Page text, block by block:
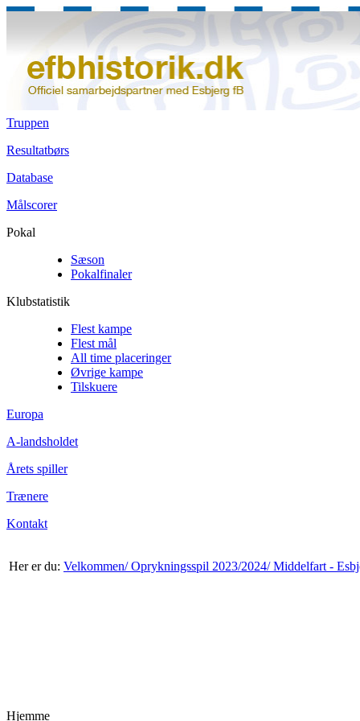
Truppen
Resultatbørs
Database
Målscorer
Pokal
Sæson
Pokalfinaler
Klubstatistik
Flest kampe
Flest mål
All time placeringer
Øvrige kampe
Tilskuere
Europa
A-landsholdet
Årets spiller
Trænere
Kontakt
Her er du: Velkommen/Oprykningsspil 2023/2024/Middelfart -
Hjemme